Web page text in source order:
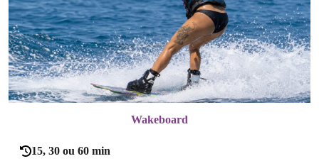
Wakeboard
15, 30 ou 60 min